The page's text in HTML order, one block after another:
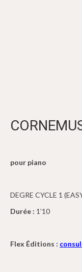
pour piano
DEGRE CYCLE 1
Durée : 1’10
Flex Éditions :